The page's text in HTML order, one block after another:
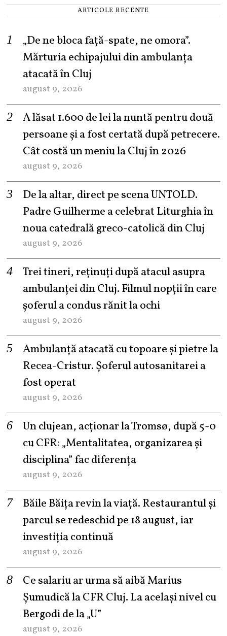
ARTICOLE RECENTE
„De ne bloca față-spate, ne omora”.
Mărturia echipajului din ambulanța
atacată în Cluj
august 9, 2026
A lăsat 1.600 de lei la nuntă pentru două
persoane și a fost certată după petrecere.
Cât costă un meniu la Cluj în 2026
august 9, 2026
De la altar, direct pe scena UNTOLD.
Padre Guilherme a celebrat Liturghia în
noua catedrală greco-catolică din Cluj
august 9, 2026
Trei tineri, reținuți după atacul asupra
ambulanței din Cluj. Filmul nopții în care
șoferul a condus rănit la ochi
august 9, 2026
Ambulanță atacată cu topoare și pietre la
Recea-Cristur. Șoferul autosanitarei a
fost operat
august 9, 2026
Un clujean, acționar la Tromsø, după 5-0
cu CFR: „Mentalitatea, organizarea și
disciplina” fac diferența
august 9, 2026
Băile Băița revin la viață. Restaurantul și
parcul se redeschid pe 18 august, iar
investiția continuă
august 9, 2026
Ce salariu ar urma să aibă Marius
Șumudică la CFR Cluj. La același nivel cu
Bergodi de la „U”
august 9, 2026